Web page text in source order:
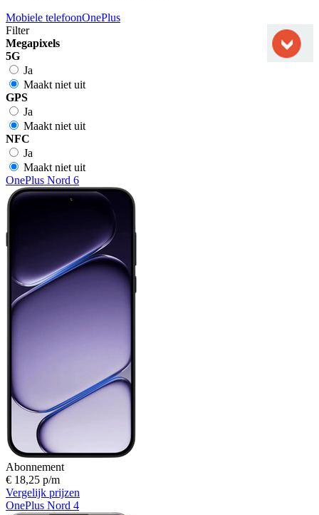
Mobiele telefoonOnePlus
Filter
Megapixels
5G
Ja
Maakt niet uit
GPS
Ja
Maakt niet uit
NFC
Ja
Maakt niet uit
OnePlus Nord 6
Abonnement
€ 18,25 p/m
Vergelijk prijzen
OnePlus Nord 4